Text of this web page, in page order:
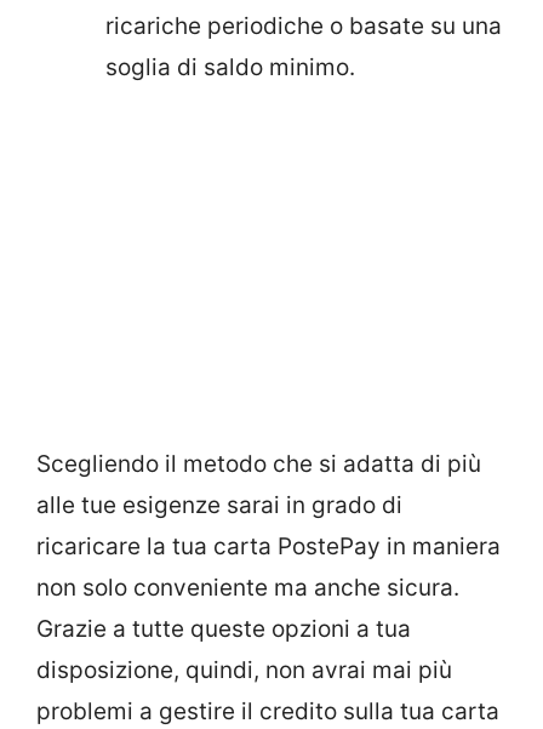
ricariche periodiche o basate su una
soglia di saldo minimo.
Scegliendo il metodo che si adatta di più
alle tue esigenze sarai in grado di
ricaricare la tua carta PostePay in maniera
non solo conveniente ma anche sicura.
Grazie a tutte queste opzioni a tua
disposizione, quindi, non avrai mai più
problemi a gestire il credito sulla tua carta